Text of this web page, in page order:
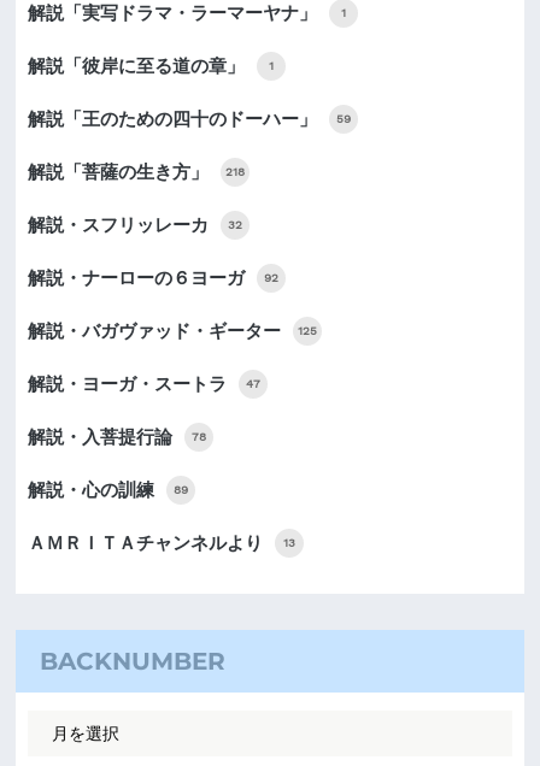
解説「実写ドラマ・ラーマーヤナ」 1
解説「彼岸に至る道の章」 1
解説「王のための四十のドーハー」 59
解説「菩薩の生き方」 218
解説・スフリッレーカ 32
解説・ナーローの６ヨーガ 92
解説・バガヴァッド・ギーター 125
解説・ヨーガ・スートラ 47
解説・入菩提行論 78
解説・心の訓練 89
ＡＭＲＩＴＡチャンネルより 13
BACKNUMBER